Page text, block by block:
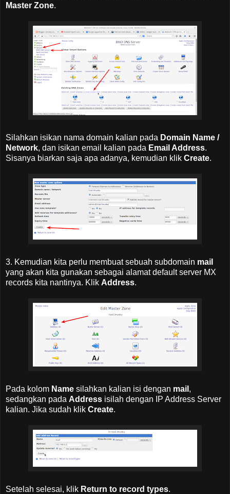
Master Zone.
Silahkan isikan nama domain kalian pada Domain Name /
Network, dan isikan email kalian pada Email Address.
Sisanya biarkan saja apa adanya, kemudian klik Create.
3. Kemudian kita perlu membuat sebuah subdomain mail
yang akan kita gunakan sebagai alamat default server MX
records kita nantinya. Klik Address.
Pada kolom Name silahkan kalian isi dengan mail ,
sedangkan pada Address isilah dengan IP Address Server
kalian. Jika sudah klik Create.
Setelah selesai, klik Return to record types.